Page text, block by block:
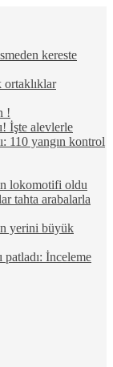
kereste
ortaklıklar
!
İşte alevlerle
110 yangın kontrol
lokomotifi oldu
tahta arabalarla
yerini büyük
patladı: İnceleme